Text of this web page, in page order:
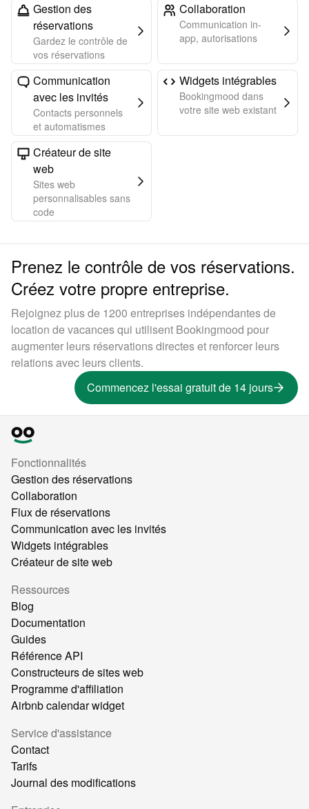
Gestion des
réservations
Gardez le contrôle de
vos réservations
Collaboration
Communication in-
app, autorisations
Communication
avec les invités
Contacts personnels
et automatismes
Widgets intégrables
Bookingmood dans
votre site web existant
Créateur de site
web
Sites web
personnalisables sans
code
Prenez le contrôle de vos réservations.
Créez votre propre entreprise.
Rejoignez plus de 1200 entreprises indépendantes de
location de vacances qui utilisent Bookingmood pour
augmenter leurs réservations directes et renforcer leurs
relations avec leurs clients.
Commencez l'essai gratuit de 14 jours
Fonctionnalités
Gestion des réservations
Collaboration
Flux de réservations
Communication avec les invités
Widgets intégrables
Créateur de site web
Ressources
Blog
Documentation
Guides
Référence API
Constructeurs de sites web
Programme d'affiliation
Airbnb calendar widget
Service d'assistance
Contact
Tarifs
Journal des modifications